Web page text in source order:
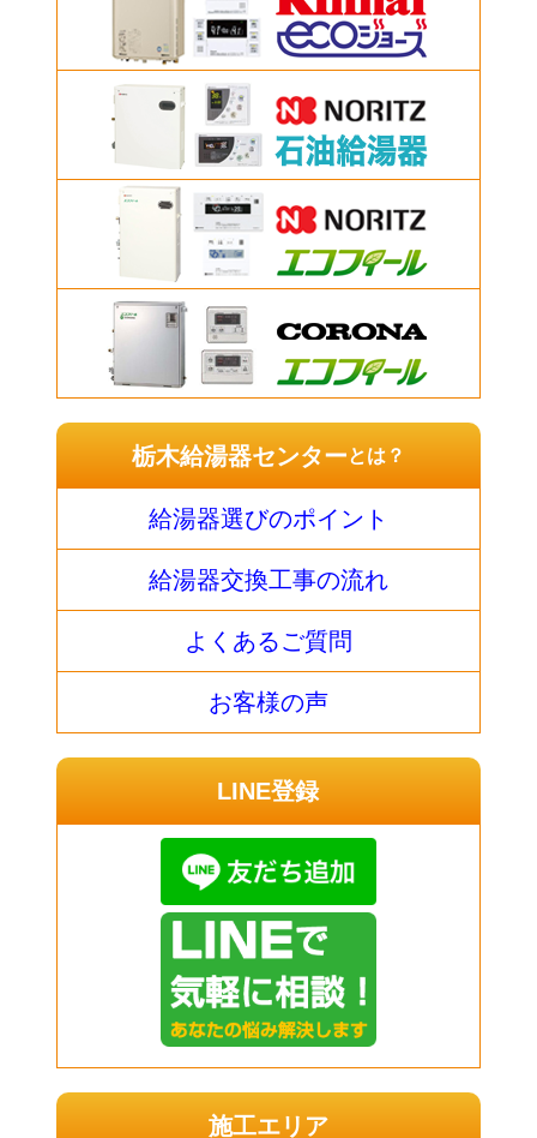
栃木給湯器センターとは？
給湯器選びのポイント
給湯器交換工事の流れ
よくあるご質問
お客様の声
LINE登録
施工エリア